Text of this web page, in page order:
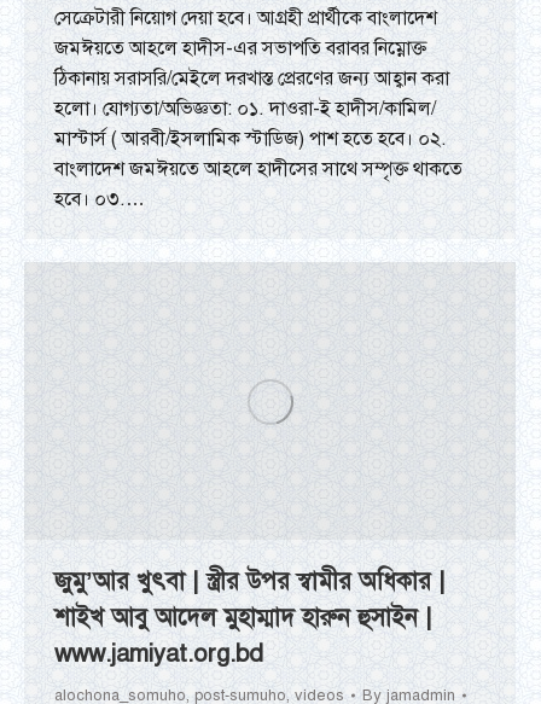
সেক্রেটারী নিয়োগ দেয়া হবে। আগ্রহী প্রার্থীকে বাংলাদেশ
জমঈয়তে আহলে হাদীস-এর সভাপতি বরাবর নিম্নোক্ত
ঠিকানায় সরাসরি/মেইলে দরখাস্ত প্রেরণের জন্য আহ্বান করা
হলো। যোগ্যতা/অভিজ্ঞতা: ০১. দাওরা-ই হাদীস/কামিল/
মাস্টার্স ( আরবী/ইসলামিক স্টাডিজ) পাশ হতে হবে। ০২.
বাংলাদেশ জমঈয়তে আহলে হাদীসের সাথে সম্পৃক্ত থাকতে
হবে। ০৩.…
জুমু’আর খুৎবা | স্ত্রীর উপর স্বামীর অধিকার |
শাইখ আবু আদেল মুহাম্মাদ হারুন হুসাইন |
www.jamiyat.org.bd
alochona_somuho, post-sumuho, videos By jamadmin